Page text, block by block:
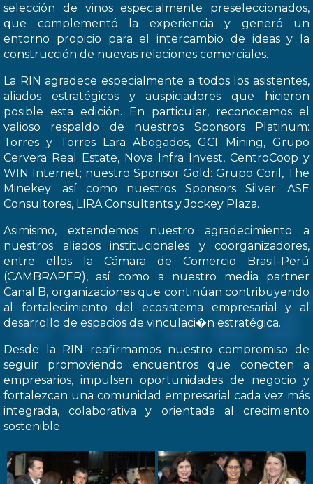
selección de vinos especialmente preseleccionados,
que complementó la experiencia y generó un
entorno propicio para el intercambio de ideas y la
construcción de nuevas relaciones comerciales.
La RIN agradece especialmente a todos los asistentes,
aliados estratégicos y auspiciadores que hicieron
posible esta edición. En particular, reconocemos el
valioso respaldo de nuestros Sponsors Platinum:
Torres y Torres Lara Abogados, GCI Mining, Grupo
Cervera Real Estate, Nova Infra Invest, CentroCoop y
WIN Internet; nuestro Sponsor Gold: Grupo Coril, The
Minekey; así como nuestros Sponsors Silver: ASE
Consultores, LIRA Consultants y Jockey Plaza.
Asimismo, extendemos nuestro agradecimiento a
nuestros aliados institucionales y coorganizadores,
entre ellos la Cámara de Comercio Brasil-Perú
(CAMBRAPER), así como a nuestro media partner
Canal B, organizaciones que continúan contribuyendo
al fortalecimiento del ecosistema empresarial y al
desarrollo de espacios de vinculaci�n estratégica.
Desde la RIN reafirmamos nuestro compromiso de
seguir promoviendo encuentros que conecten a
empresarios, impulsen oportunidades de negocio y
fortalezcan una comunidad empresarial cada vez más
integrada, colaborativa y orientada al crecimiento
sostenible.